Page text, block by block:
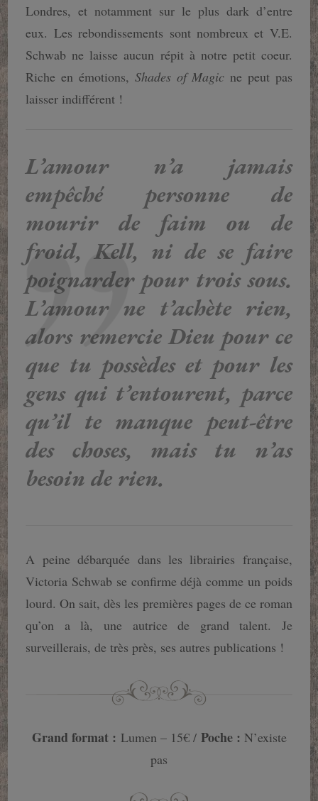
Londres, et notamment sur le plus dark d’entre
eux. Les rebondissements sont nombreux et V.E.
Schwab ne laisse aucun répit à notre petit coeur.
Riche en émotions, Shades of Magic ne peut pas
laisser indifférent !
L’amour n’a jamais
empêché personne de
mourir de faim ou de
froid, Kell, ni de se faire
poignarder pour trois sous.
L’amour ne t’achète rien,
alors remercie Dieu pour ce
que tu possèdes et pour les
gens qui t’entourent, parce
qu’il te manque peut-être
des choses, mais tu n’as
besoin de rien.
A peine débarquée dans les librairies française,
Victoria Schwab se confirme déjà comme un poids
lourd. On sait, dès les premières pages de ce roman
qu’on a là, une autrice de grand talent. Je
surveillerais, de très près, ses autres publications !
Grand format : Lumen – 15€ / Poche : N’existe
pas